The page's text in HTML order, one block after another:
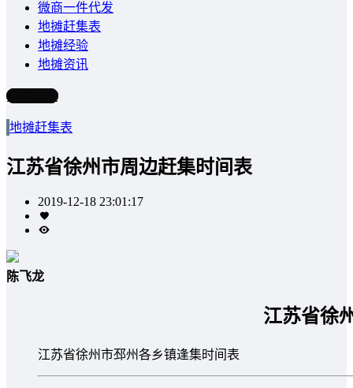
微商一件代发
地摊赶集表
地摊经验
地摊资讯
写文章
地摊赶集表
江苏省徐州市周边赶集时间表
2019-12-18 23:01:17
陈飞龙
江苏省徐
江苏省徐州市邳州各乡镇逢集时间表